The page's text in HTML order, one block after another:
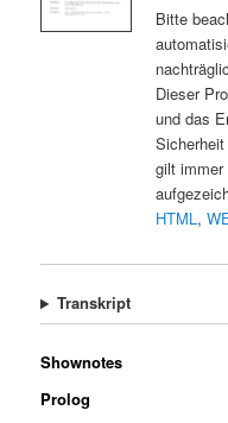
Bitte
Dieser
und das
gilt immer
HTML,
Transkript
Shownotes
Prolog